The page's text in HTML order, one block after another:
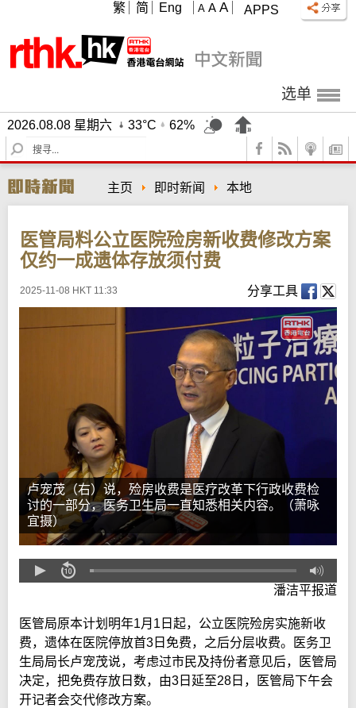
APPS
A A A
繁 简 Eng
选单
2026.08.08 星期六 33°C
62%
S
e
r
c
主页 即时新闻 本地
医管局料公立医院殓房新收费修改方案
仅约一成遗体存放须付费
2025-11-08 HKT 11:33 分享工具
卢宠茂（右）说，殓房收费是医疗改革下行政收费检
讨的一部分，医务卫生局一直知悉相关内容。（萧咏
宜摄）
潘洁平报道
医管局原本计划明年1月1日起，公立医院殓房实施新收
费，遗体在医院停放首3日免费，之后分层收费。医务卫
生局局长卢宠茂说，考虑过市民及持份者意见后，医管局
决定，把免费存放日数，由3日延至28日，医管局下午会
开记者会交代修改方案。